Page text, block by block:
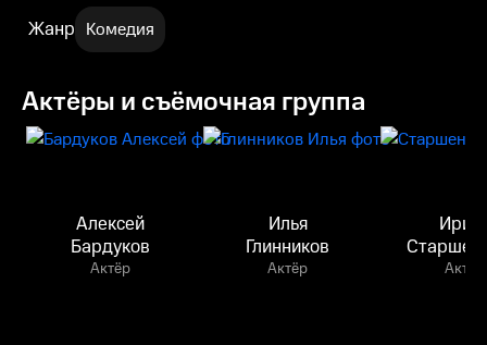
Жанр Комедия
Актёры и съёмочная группа
Алексей
Бардуков
Актёр
Илья
Глинников
Актёр Актёр